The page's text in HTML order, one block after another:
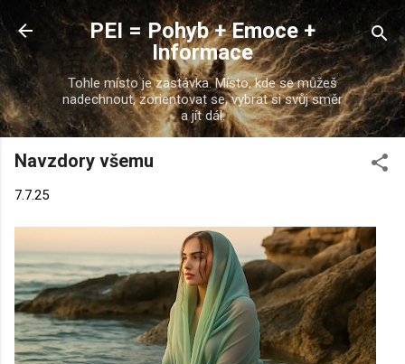
Přeskočit na hlavní obsah
PEI = Pohyb + Emoce +
Informace
Tohle místo je zastávka. Místo, kde se můžeš
nadechnout, zorientovat se, vybrat si svůj směr
a jít dál.
Navzdory všemu
7.7.25